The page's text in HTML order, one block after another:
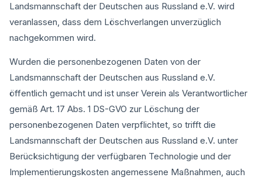
Landsmannschaft der Deutschen aus Russland e.V. wird
veranlassen, dass dem Löschverlangen unverzüglich
nachgekommen wird.
Wurden die personenbezogenen Daten von der
Landsmannschaft der Deutschen aus Russland e.V.
öffentlich gemacht und ist unser Verein als Verantwortlicher
gemäß Art. 17 Abs. 1 DS-GVO zur Löschung der
personenbezogenen Daten verpflichtet, so trifft die
Landsmannschaft der Deutschen aus Russland e.V. unter
Berücksichtigung der verfügbaren Technologie und der
Implementierungskosten angemessene Maßnahmen, auch